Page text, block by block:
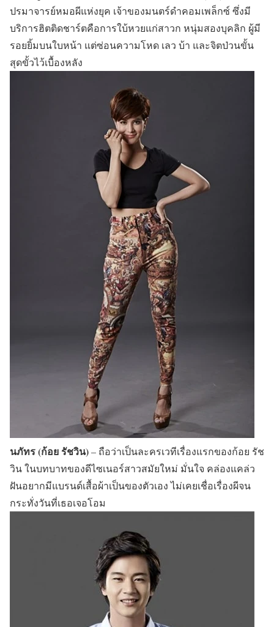
ปรมาจารย์หมอผีแห่งยุค เจ้าของมนตร์ดำคอมเพล็กซ์ ซึ่งมี
บริการฮิตติดชาร์ตคือการใบ้หวยแก่สาวก หนุ่มสองบุคลิก ผู้มี
รอยยิ้มบนใบหน้า แต่ซ่อนความโหด เลว บ้า และจิตป่วนขั้น
สุดขั้วไว้เบื้องหลัง
นภัทร (ก้อย รัชวิน)– ถือว่าเป็นละครเวทีเรื่องแรกของก้อย รัช
วิน ในบทบาทของดีไซเนอร์สาวสมัยใหม่ มั่นใจ คล่องแคล่ว
ฝันอยากมีแบรนด์เสื้อผ้าเป็นของตัวเอง ไม่เคยเชื่อเรื่องผีจน
กระทั่งวันที่เธอเจอโอม